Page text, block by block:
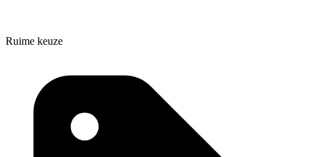
Ruime keuze